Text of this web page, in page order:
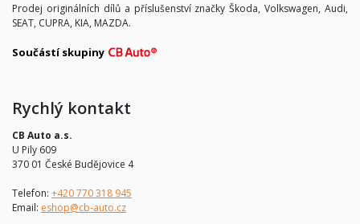
Prodej originálních dílů a příslušenství značky Škoda, Volkswagen, Audi,
SEAT, CUPRA, KIA, MAZDA.
Součástí skupiny
Rychlý kontakt
CB Auto a.s.
U Pily 609
370 01 České Budějovice 4
Telefon: +420 770 318 945
Email: eshop@cb-auto.cz